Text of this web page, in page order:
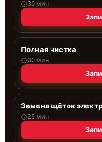
30 мин
Полная чистка
30 мин
Замена щёток
25 мин